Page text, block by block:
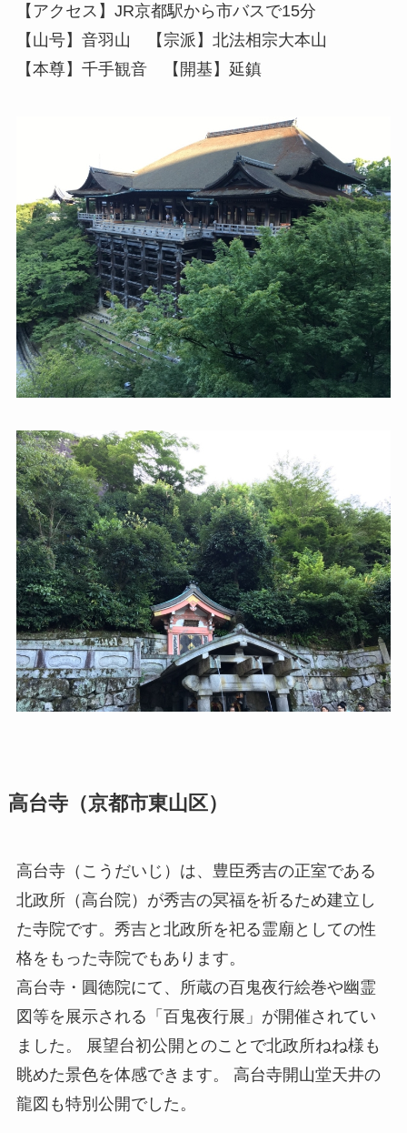
【アクセス】JR京都駅から市バスで15分
【山号】音羽山 【宗派】北法相宗大本山
【本尊】千手観音 【開基】延鎮
高台寺（京都市東山区）
高台寺（こうだいじ）は、豊臣秀吉の正室である
北政所（高台院）が秀吉の冥福を祈るため建立し
た寺院です。秀吉と北政所を祀る霊廟としての性
格をもった寺院でもあります。
高台寺・圓徳院にて、所蔵の百鬼夜行絵巻や幽霊
図等を展示される「百鬼夜行展」が開催されてい
ました。 展望台初公開とのことで北政所ねね様も
眺めた景色を体感できます。 高台寺開山堂天井の
龍図も特別公開でした。